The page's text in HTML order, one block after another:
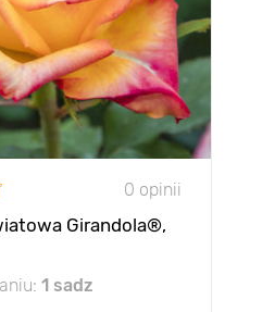
0 opinii
Girandola®,
1 sadz